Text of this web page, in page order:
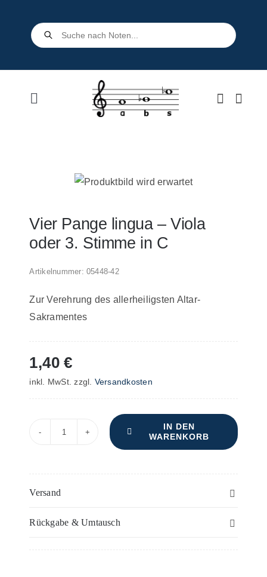
Products
search
Toggle
Kontakt
Vier Pange lingua – Viola
oder 3. Stimme in C
Artikelnummer: 05448-42
Zur Verehrung des allerheiligsten Altar-
Sakramentes
1,40€
inkl. MwSt. zzgl. Versandkosten
oder
IN DEN
WARENKORB
Versand
Rückgabe & Umtausch